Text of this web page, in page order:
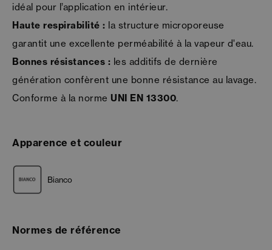
idéal pour l’application en intérieur.
Haute respirabilité : la structure microporeuse
garantit une excellente perméabilité à la vapeur d'eau.
Bonnes résistances : les additifs de dernière
génération confèrent une bonne résistance au lavage.
Conforme à la norme UNI EN 13300.
Apparence et couleur
Bianco
Normes de référence